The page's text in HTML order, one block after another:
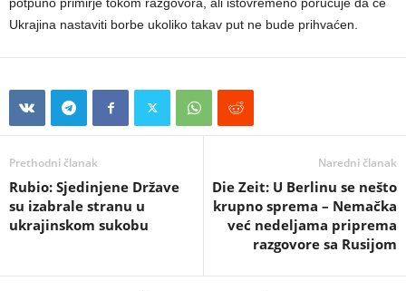
Ukrajina nastaviti borbe ukoliko takav put ne bude prihvaćen.
Prethodni članak
Rubio: Sjedinjene Države
su izabrale stranu u
ukrajinskom sukobu
Naredni članak
Die Zeit: U Berlinu se nešto
krupno sprema – Nemačka
već nedeljama priprema
razgovore sa Rusijom